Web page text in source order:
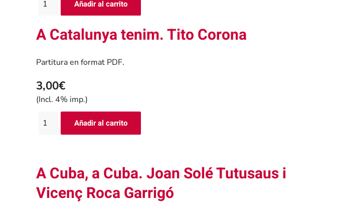
A Catalunya tenim. Tito Corona
Partitura en format PDF.
3,00€
(Incl. 4% imp.)
A Cuba, a Cuba. Joan Solé Tutusaus i
Vicenç Roca Garrigó